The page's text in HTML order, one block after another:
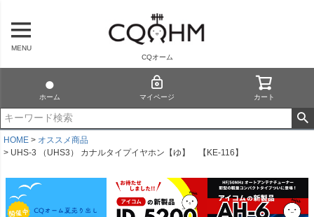
MENU
CQオーム
ホーム マイページ カート
HOME
オススメ商品
UHS-3 （UHS3） カナルタイプイヤホン【ゆ】 【KE-116】